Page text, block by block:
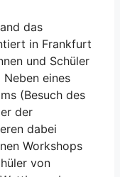
das
in Frankfurt
und Schüler
eines
(Besuch des
der
dabei
Workshops
von